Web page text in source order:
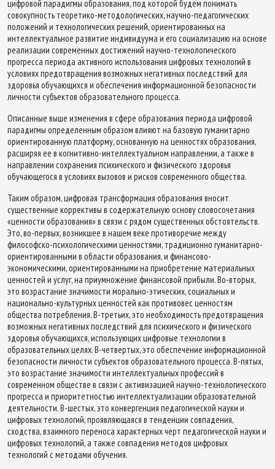
цифровой парадигмы образования, под которой будем понимать
совокупность теоретико-методологических, научно-педагогических
положений и технологических решений, ориентированных на
интеллектуальное развитие индивидуума и его социализацию на основе
реализации современных достижений научно-технологического
прогресса периода активного использования цифровых технологий в
условиях предотвращения возможных негативных последствий для
здоровья обучающихся и обеспечения информационной безопасности
личности субъектов образовательного процесса.
Описанные выше изменения в сфере образования периода цифровой
парадигмы определенным образом влияют на базовую гуманитарно
ориентированную платформу, основанную на ценностях образования,
расширяя ее в когнитивно-интеллектуальном направлении, а также в
направлении сохранения психического и физического здоровья
обучающегося в условиях вызовов и рисков современного общества.
Таким образом, цифровая трансформация образования вносит
существенные коррективы в содержательную основу словосочетания
«ценности образования» в связи с рядом существенных обстоятельств.
Это, во-первых, возникшее в нашем веке противоречие между
философско-психологическими ценностями, традиционно гуманитарно-
ориентированными в области образования, и финансово-
экономическими, ориентированными на приобретение материальных
ценностей и услуг, на приумножение финансовой прибыли. Во-вторых,
это возрастание значимости морально-этических, социальных и
национально-культурных ценностей как противовес ценностям
общества потребления. В-третьих, это необходимость предотвращения
возможных негативных последствий для психического и физического
здоровья обучающихся, использующих цифровые технологии в
образовательных целях. В-четвертых, это обеспечение информационной
безопасности личности субъектов образовательного процесса. В-пятых,
это возрастание значимости интеллектуальных профессий в
современном обществе в связи с активизацией научно-технологического
прогресса и приоритетностью интеллектуализации образовательной
деятельности. В-шестых, это конвергенция педагогической науки и
цифровых технологий, проявляющаяся в тенденции совпадения,
сходства, взаимного переноса характерных черт педагогической науки и
цифровых технологий, а также совпадения методов цифровых
технологий с методами обучения.